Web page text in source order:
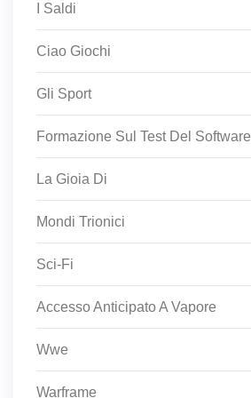
I Saldi
Ciao Giochi
Gli Sport
Formazione Sul Test Del Software
La Gioia Di
Mondi Trionici
Sci-Fi
Accesso Anticipato A Vapore
Wwe
Warframe